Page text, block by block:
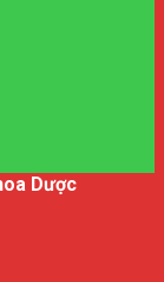
Dược